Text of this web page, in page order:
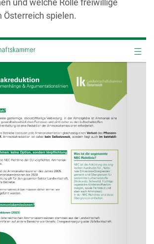
Skip to main content
spielen.